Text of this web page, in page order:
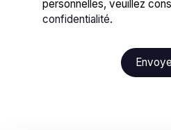
personnelles, veuillez
confidentialité.